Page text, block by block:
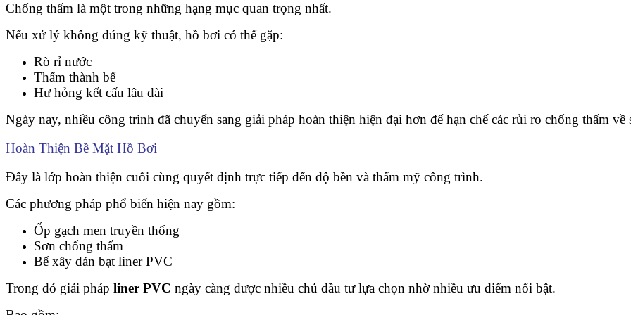
Chống thấm là một trong những hạng mục quan trọng nhất.
Nếu xử lý không đúng kỹ thuật, hồ bơi có thể gặp:
Rò rỉ nước
Thấm thành bể
Hư hỏng kết cấu lâu dài
Ngày nay, nhiều công trình đã chuyển sang giải pháp hoàn thiện hiện đại hơn để hạn chế các rủi ro chống thấm về
Hoàn Thiện Bề Mặt Hồ Bơi
Đây là lớp hoàn thiện cuối cùng quyết định trực tiếp đến độ bền và thẩm mỹ công trình.
Các phương pháp phổ biến hiện nay gồm:
Ốp gạch men truyền thống
Sơn chống thấm
Bể xây dán bạt liner PVC
Trong đó giải pháp liner PVC ngày càng được nhiều chủ đầu tư lựa chọn nhờ nhiều ưu điểm nổi bật.